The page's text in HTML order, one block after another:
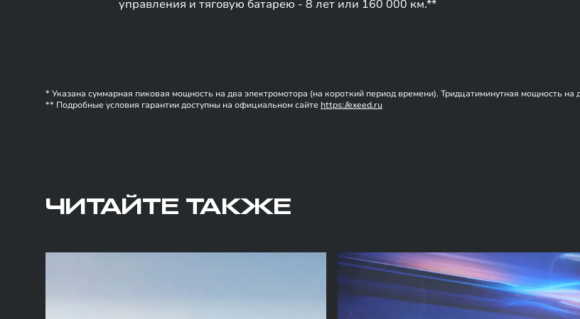
управления и тяговую батарею - 8 лет или 160 000 км.**
* Указана суммарная пиковая мощность на два электромотора (на короткий период времени). Тридцатиминутная мощность
** Подробные условия гарантии доступны на официальном сайте https://exeed.ru
ЧИТАЙТЕ ТАКЖЕ